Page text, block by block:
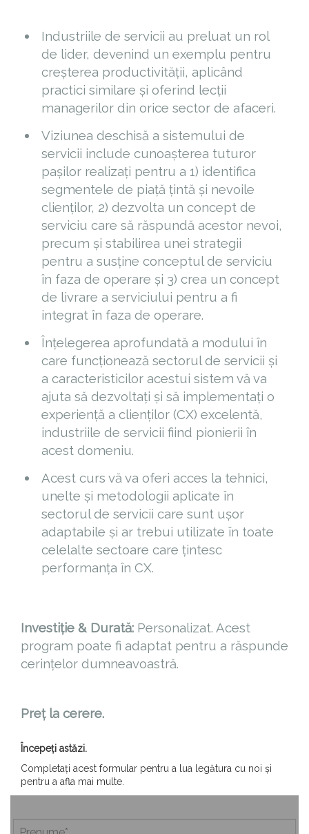
Industriile de servicii au preluat un rol
de lider, devenind un exemplu pentru
creșterea productivității, aplicând
practici similare și oferind lecții
managerilor din orice sector de afaceri.
Viziunea deschisă a sistemului de
servicii include cunoașterea tuturor
pașilor realizați pentru a 1) identifica
segmentele de piață țintă și nevoile
clienților, 2) dezvolta un concept de
serviciu care să răspundă acestor nevoi,
precum și stabilirea unei strategii
pentru a susține conceptul de serviciu
în faza de operare și 3) crea un concept
de livrare a serviciului pentru a fi
integrat în faza de operare.
Înțelegerea aprofundată a modului în
care funcționează sectorul de servicii și
a caracteristicilor acestui sistem vă va
ajuta să dezvoltați și să implementați o
experiență a clienților (CX) excelentă,
industriile de servicii fiind pionierii în
acest domeniu.
Acest curs vă va oferi acces la tehnici,
unelte și metodologii aplicate în
sectorul de servicii care sunt ușor
adaptabile și ar trebui utilizate în toate
celelalte sectoare care țintesc
performanța în CX.
Investiție & Durată: Personalizat. Acest
program poate fi adaptat pentru a răspunde
cerințelor dumneavoastră.
Preț la cerere.
Începeți astăzi.
Completați acest formular pentru a lua legătura cu noi și
pentru a afla mai multe.